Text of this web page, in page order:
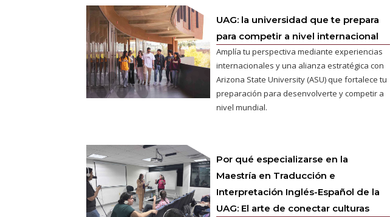
UAG: la universidad que te prepara
para competir a nivel internacional
Amplía tu perspectiva mediante experiencias
internacionales y una alianza estratégica con
Arizona State University (ASU) que fortalece tu
preparación para desenvolverte y competir a
nivel mundial.
Por qué especializarse en la
Maestría en Traducción e
Interpretación Inglés-Español de la
UAG: El arte de conectar culturas